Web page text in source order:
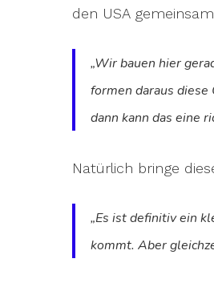
den USA
„Wir bauen hier
formen daraus
dann kann das eine
Natürlich bringe
„Es ist definitiv ein
kommt. Aber